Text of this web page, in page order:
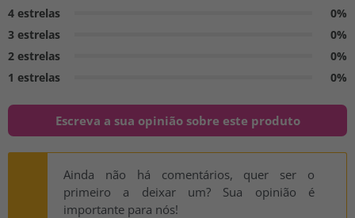
4 estrelas
0%
3 estrelas
0%
2 estrelas
0%
1 estrelas
0%
Escreva a sua opinião sobre este produto
Ainda não há comentários, quer ser o
primeiro a deixar um? Sua opinião é
importante para nós!